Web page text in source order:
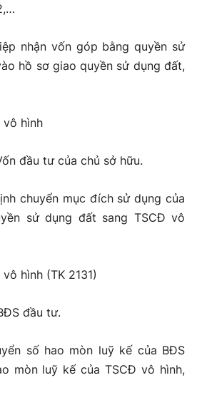
nhận vốn góp bằng quyền sử
hồ sơ giao quyền sử dụng đất,
vô hình
đầu tư của chủ sở hữu.
chuyển mục đích sử dụng của
sử dụng đất sang TSCĐ vô
hình (TK 2131)
đầu tư.
số hao mòn luỹ kế của BĐS
mòn luỹ kế của TSCĐ vô hình,